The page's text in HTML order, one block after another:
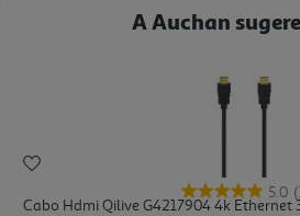
A Auchan
5.0
Cabo Hdmi Qilive G4217904 4k Ethernet